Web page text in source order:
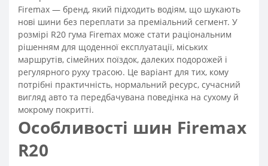
Firemax — бренд, який підходить водіям, що шукають
нові шини без переплати за преміальний сегмент. У
розмірі R20 гума Firemax може стати раціональним
рішенням для щоденної експлуатації, міських
маршрутів, сімейних поїздок, далеких подорожей і
регулярного руху трасою. Це варіант для тих, кому
потрібні практичність, нормальний ресурс, сучасний
вигляд авто та передбачувана поведінка на сухому й
мокрому покритті.
Особливості шин Firemax
R20